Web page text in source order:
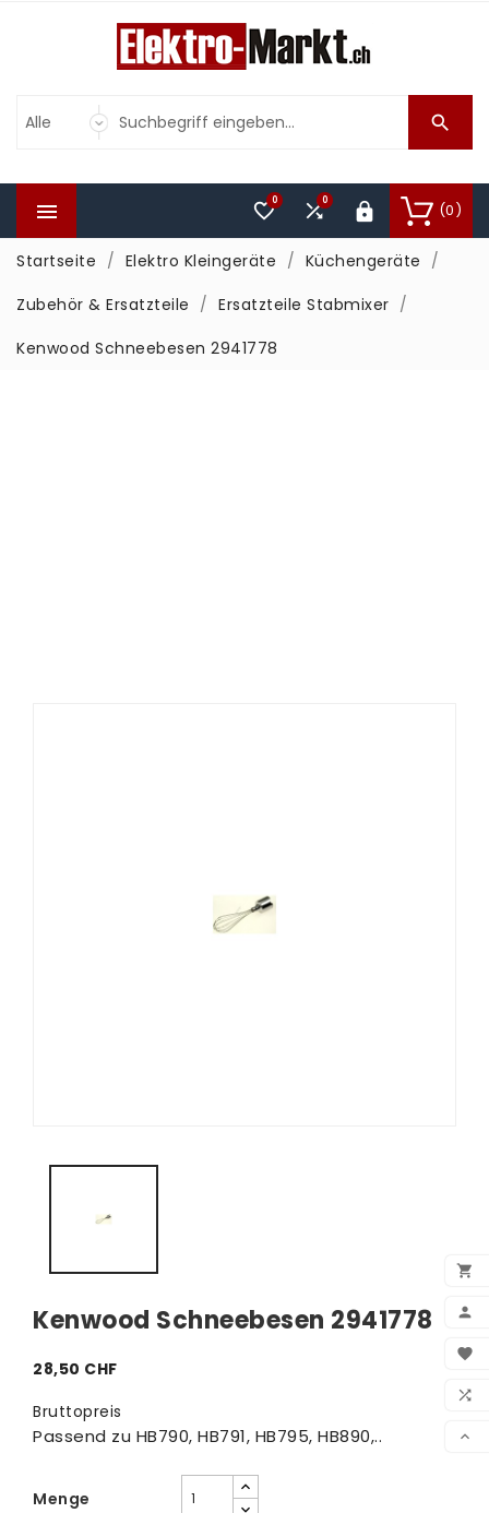






 (0)

0
0
Startseite Elektro Kleingeräte
Küchengeräte
Zubehör & Ersatzteile
Ersatzteile Stabmixer
Kenwood Schneebesen 2941778
Kenwood Schneebesen 2941778
28,50 CHF
Bruttopreis
Passend zu HB790, HB791, HB795, HB890,..
Menge